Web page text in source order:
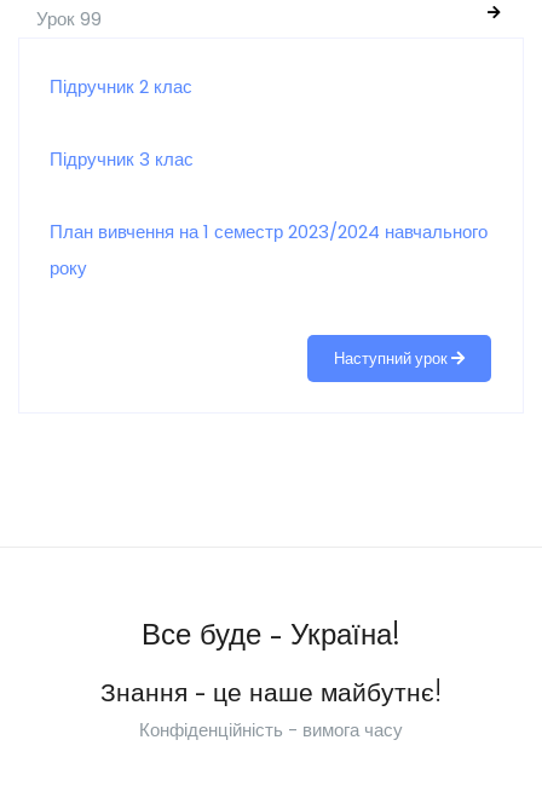
Урок 99
Підручник 2 клас
Підручник 3 клас
План вивчення на 1 семестр 2023/2024 навчального
року
Наступний урок
Все буде - Україна!
Знання - це наше майбутнє!
Конфіденційність - вимога часу